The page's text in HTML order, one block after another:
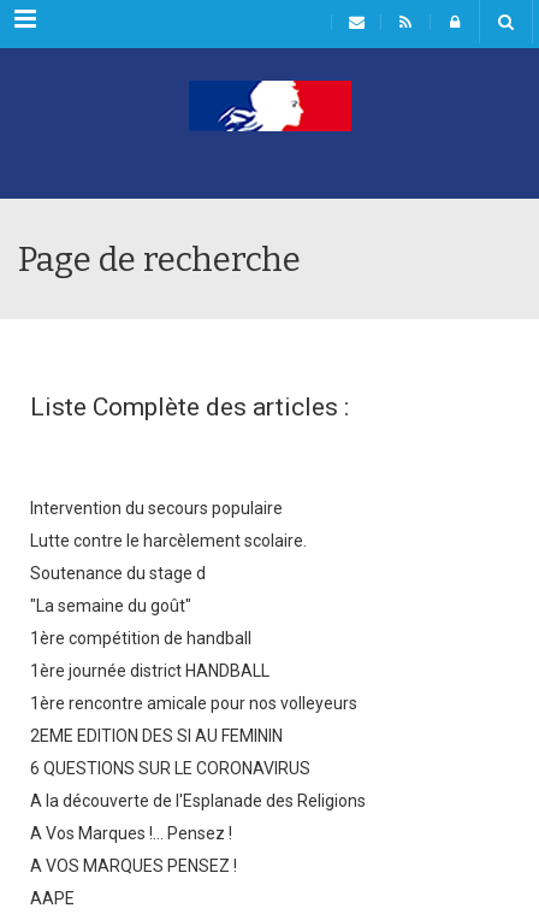
Rubriques
Page de recherche
Liste Complète des articles :
Intervention du secours populaire
Lutte contre le harcèlement scolaire.
Soutenance du stage d
"La semaine du goût"
1ère compétition de handball
1ère journée district HANDBALL
1ère rencontre amicale pour nos volleyeurs
2EME EDITION DES SI AU FEMININ
6 QUESTIONS SUR LE CORONAVIRUS
A la découverte de l'Esplanade des Religions
A Vos Marques !... Pensez !
A VOS MARQUES PENSEZ !
AAPE